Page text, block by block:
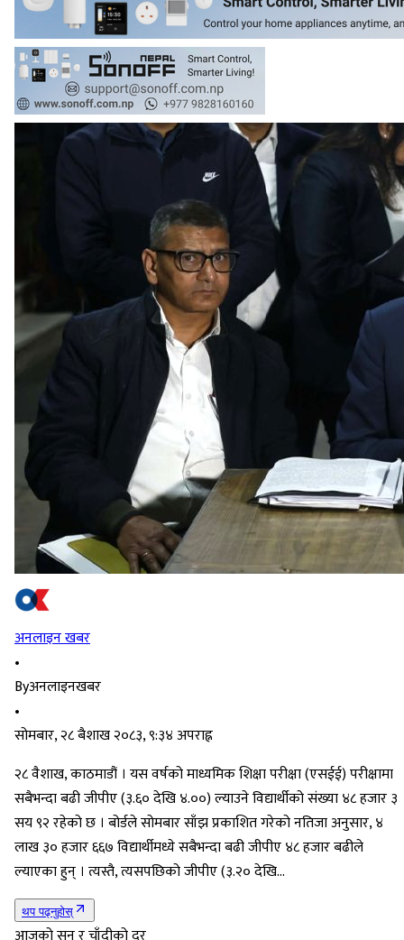
अनलाइन खबर
•
Byअनलाइनखबर
•
सोमबार, २८ बैशाख २०८३, ९:३४ अपराह्न
२८ वैशाख, काठमाडौं । यस वर्षको माध्यमिक शिक्षा परीक्षा (एसईई) परीक्षामा
सबैभन्दा बढी जीपीए (३.६० देखि ४.००) ल्याउने विद्यार्थीको संख्या ४८ हजार ३
सय ९२ रहेको छ । बोर्डले सोमबार साँझ प्रकाशित गरेको नतिजा अनुसार, ४
लाख ३० हजार ६६७ विद्यार्थीमध्ये सबैभन्दा बढी जीपीए ४८ हजार बढीले
ल्याएका हुन् । त्यस्तै, त्यसपछिको जीपीए (३.२० देखि…
थप पढ्नुहोस्